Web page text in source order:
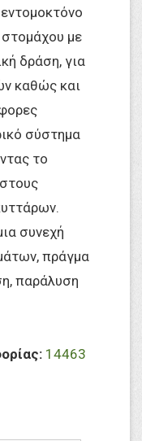
στομάχου με
δράση, για
καθώς και
σύστημα
το
συνεχή
πράγμα
παράλυση
14463